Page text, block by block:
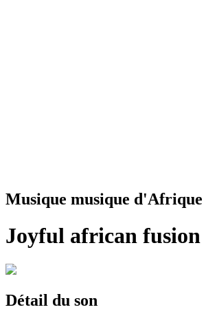
Musique musique d'Afrique
Joyful african fusion
Détail du son